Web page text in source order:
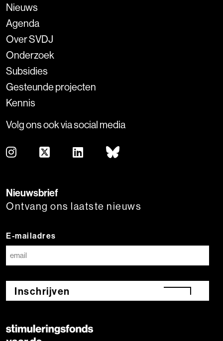
Nieuws
Agenda
Over SVDJ
Onderzoek
Subsidies
Gesteunde projecten
Kennis
Volg ons ook via social media
Nieuwsbrief
Ontvang ons laatste nieuws
E-mailadres
Inschrijven